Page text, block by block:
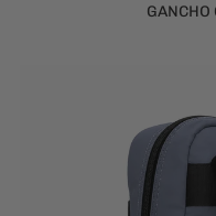
GANCHO